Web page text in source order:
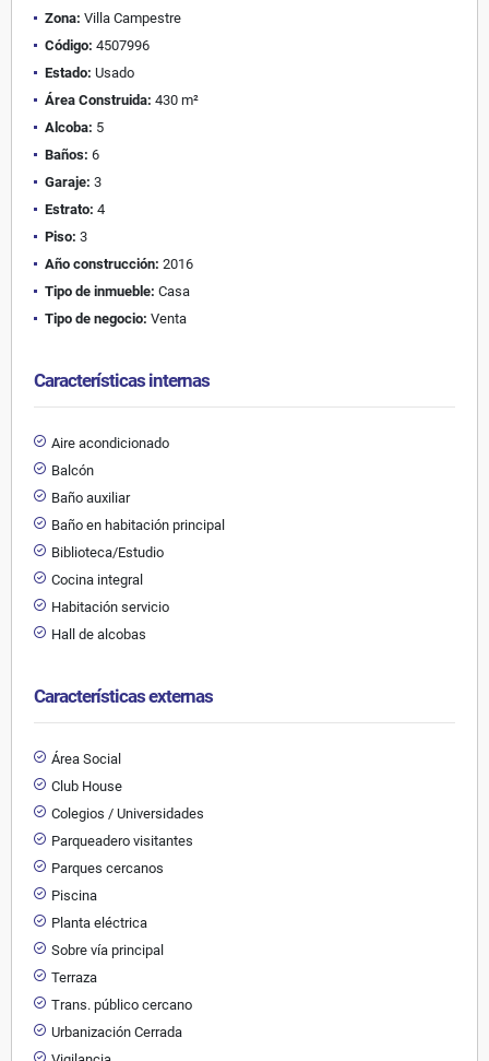
Zona: Villa Campestre
Código: 4507996
Estado: Usado
Área Construida: 430 m²
Alcoba: 5
Baños: 6
Garaje: 3
Estrato: 4
Piso: 3
Año construcción: 2016
Tipo de inmueble: Casa
Tipo de negocio: Venta
Características internas
Aire acondicionado
Balcón
Baño auxiliar
Baño en habitación principal
Biblioteca/Estudio
Cocina integral
Habitación servicio
Hall de alcobas
Características externas
Área Social
Club House
Colegios / Universidades
Parqueadero visitantes
Parques cercanos
Piscina
Planta eléctrica
Sobre vía principal
Terraza
Trans. público cercano
Urbanización Cerrada